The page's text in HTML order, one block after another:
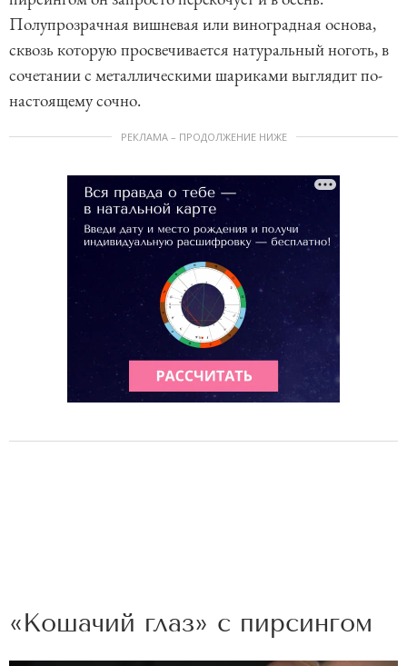
Полупрозрачная вишневая или виноградная основа,
сквозь которую просвечивается натуральный ноготь, в
сочетании с металлическими шариками выглядит по-
настоящему сочно.
РЕКЛАМА – ПРОДОЛЖЕНИЕ НИЖЕ
«Кошачий глаз» с пирсингом